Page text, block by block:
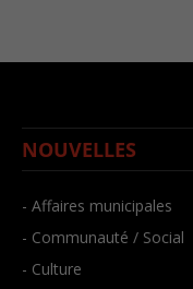
NOUVELLES
- Affaires municipales
- Communauté / Social
- Culture